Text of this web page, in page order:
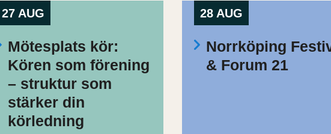
27 AUG
Mötesplats kör:
Kören som förening
– struktur som
stärker din
körledning
28 AUG
Norrköping
& Forum 21